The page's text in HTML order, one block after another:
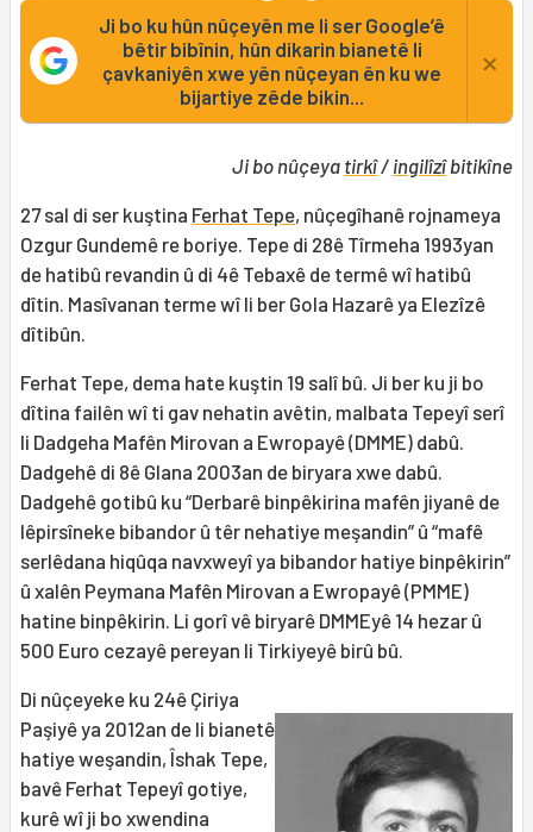
Ji bo ku hûn nûçeyên me li ser Google’ê
bêtir bibînin, hûn dikarin bianetê li
çavkaniyên xwe yên nûçeyan ên ku we
bijartiye zêde bikin...
×
Ji bo nûçeya tirkî/ ingilîzîbitikîne
27 sal di ser kuştina Ferhat Tepe, nûçegîhanê rojnameya
Ozgur Gundemê re boriye. Tepe di 28ê Tîrmeha 1993yan
de hatibû revandin û di 4ê Tebaxê de termê wî hatibû
dîtin. Masîvanan terme wî li ber Gola Hazarê ya Elezîzê
dîtibûn.
Ferhat Tepe, dema hate kuştin 19 salî bû. Ji ber ku ji bo
dîtina failên wî ti gav nehatin avêtin, malbata Tepeyî serî
li Dadgeha Mafên Mirovan a Ewropayê (DMME) dabû.
Dadgehê di 8ê Glana 2003an de biryara xwe dabû.
Dadgehê gotibû ku “Derbarê binpêkirina mafên jiyanê de
lêpirsîneke bibandor û têr nehatiye meşandin” û “mafê
serlêdana hiqûqa navxweyî ya bibandor hatiye binpêkirin”
û xalên Peymana Mafên Mirovan a Ewropayê (PMME)
hatine binpêkirin. Li gorî vê biryarê DMMEyê 14 hezar û
500 Euro cezayê pereyan li Tirkiyeyê birû bû.
Di nûçeyeke ku 24ê Çiriya
Paşiyê ya 2012an de li bianetê
hatiye weşandin, Îshak Tepe,
bavê Ferhat Tepeyî gotiye,
kurê wî ji bo xwendina